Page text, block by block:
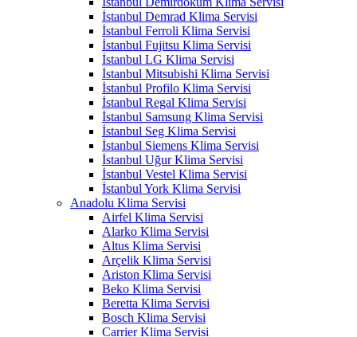
İstanbul Demrad Klima Servisi
İstanbul Ferroli Klima Servisi
İstanbul Fujitsu Klima Servisi
İstanbul LG Klima Servisi
İstanbul Mitsubishi Klima Servisi
İstanbul Profilo Klima Servisi
İstanbul Regal Klima Servisi
İstanbul Samsung Klima Servisi
İstanbul Seg Klima Servisi
İstanbul Siemens Klima Servisi
İstanbul Uğur Klima Servisi
İstanbul Vestel Klima Servisi
İstanbul York Klima Servisi
Anadolu Klima Servisi
Airfel Klima Servisi
Alarko Klima Servisi
Altus Klima Servisi
Arçelik Klima Servisi
Ariston Klima Servisi
Beko Klima Servisi
Beretta Klima Servisi
Bosch Klima Servisi
Carrier Klima Servisi